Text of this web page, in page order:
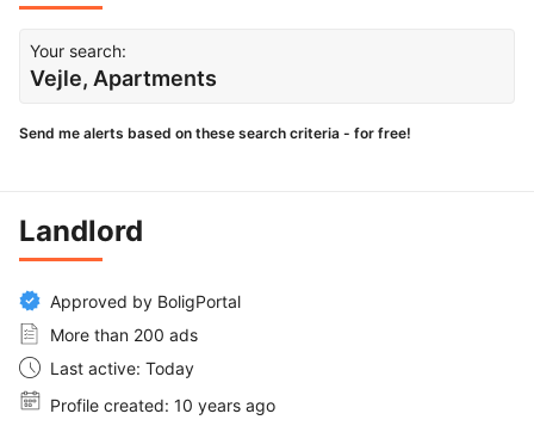
Your search:
Vejle, Apartments
Send me alerts based on these search criteria - for free!
Landlord
Approved by BoligPortal
More than 200 ads
Last active: Today
Profile created: 10 years ago